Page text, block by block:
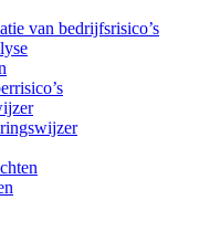
van bedrijfsrisico’s